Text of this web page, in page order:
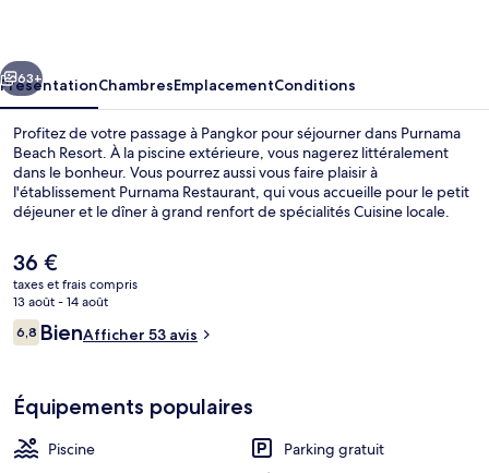
Suivant
63+
PrésentationChambresEmplacementConditions
Profitez de votre passage à Pangkor pour séjourner dans Purnama
Beach Resort. À la piscine extérieure, vous nagerez littéralement
dans le bonheur. Vous pourrez aussi vous faire plaisir à
l'établissement Purnama Restaurant, qui vous accueille pour le petit
déjeuner et le dîner à grand renfort de spécialités Cuisine locale.
Le
prix
actuel
est
de
36 €
taxes et frais compris
13 août - 14 août
Avis
voyageurs
6,86,8 sur 10
BienAfficher 53 avis
Équipements populaires
Piscine
Parking gratuit